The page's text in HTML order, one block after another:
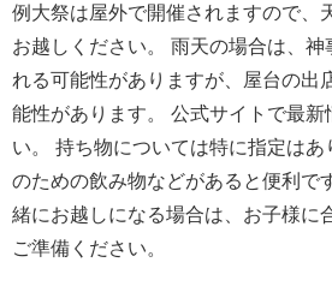
例大祭は屋外で開催されますので、
お越しください。 雨天の場合は、
れる可能性がありますが、屋台の出
能性があります。 公式サイトで最新
い。 持ち物については特に指定は
のための飲み物などがあると便利で
緒にお越しになる場合は、お子様に
ご準備ください。